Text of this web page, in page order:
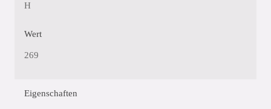
H
Wert
269
Eigenschaften